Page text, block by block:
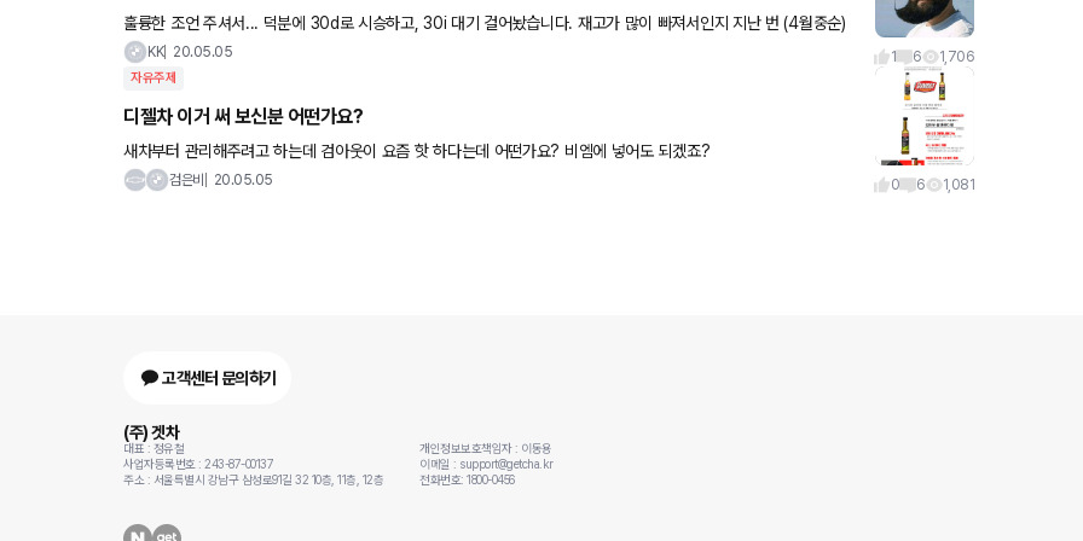
훌륭한 조언 주셔서... 덕분에 30d로 시승하고, 30i 대기 걸어놨습니다. 재고가 많이 빠져서인지 지난 번 (4월중순)
대기보다 많이 기다리진 않을 것 같네용. 6월 정도엔 나오지 않을까.. 예
KK 20.05.05 1 6 1,706
자유주제
디젤차 이거 써 보신분 어떤가요?
새차부터 관리해주려고 하는데 검아웃이 요즘 핫 하다는데 어떤가요? 비엠에 넣어도 되겠죠?
검은비 20.05.05 0 6 1,081
고객센터 문의하기
(주) 겟차
대표 : 정유철
사업자등록번호 : 243-87-00137
주소 : 서울특별시 강남구 삼성로91길 32 10층, 11층, 12층
개인정보보호책임자 : 이동용
이메일 : support@getcha.kr
전화번호: 1800-0456